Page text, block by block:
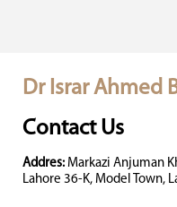
Dr Israr Ahmed
Contact Us
Addres: Markazi Anjuman
Lahore 36-K, Model Town,